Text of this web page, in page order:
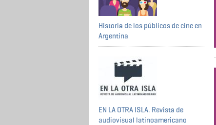
Historia de los públicos de cine en
Argentina
EN LA OTRA ISLA. Revista de
audiovisual latinoamericano